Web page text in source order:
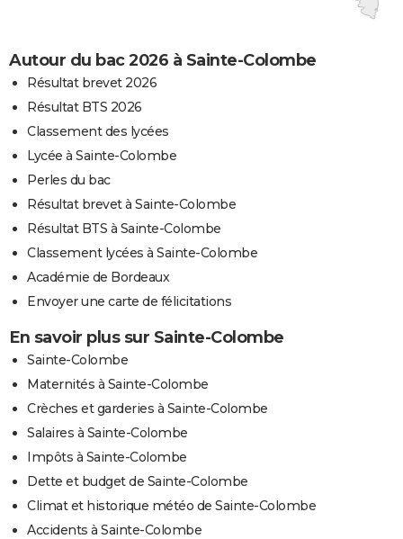
Autour du bac 2026 à Sainte-Colombe
Résultat brevet 2026
Résultat BTS 2026
Classement des lycées
Lycée à Sainte-Colombe
Perles du bac
Résultat brevet à Sainte-Colombe
Résultat BTS à Sainte-Colombe
Classement lycées à Sainte-Colombe
Académie de Bordeaux
Envoyer une carte de félicitations
En savoir plus sur Sainte-Colombe
Sainte-Colombe
Maternités à Sainte-Colombe
Crèches et garderies à Sainte-Colombe
Salaires à Sainte-Colombe
Impôts à Sainte-Colombe
Dette et budget de Sainte-Colombe
Climat et historique météo de Sainte-Colombe
Accidents à Sainte-Colombe